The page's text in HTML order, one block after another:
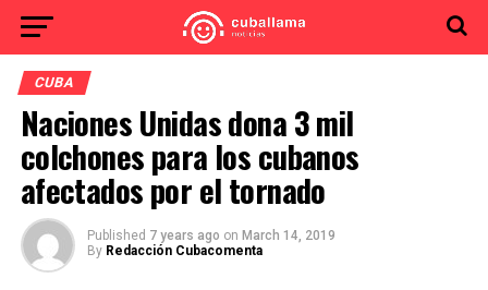
CUBA
Naciones Unidas dona 3 mil
colchones para los cubanos
afectados por el tornado
Published 7 years ago on March 14, 2019
By Redacción Cubacomenta